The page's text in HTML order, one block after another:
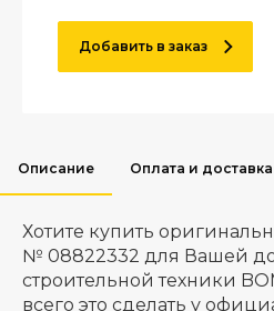
Добавить в заказ
Описание Оплата и доставка
Хотите купить
№ 08822332 для Вашей
строительной техники
всего это сделать у